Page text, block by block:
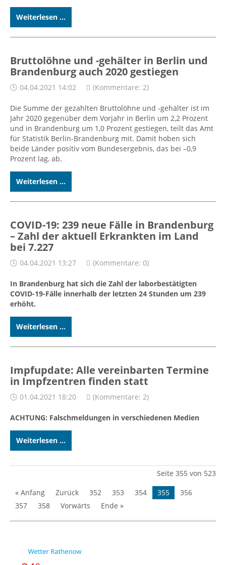
Weiterlesen ...
Bruttolöhne und -gehälter in Berlin und
Brandenburg auch 2020 gestiegen
04.04.2021 14:02 (Kommentare: 2)
Die Summe der gezahlten Bruttolöhne und -gehälter ist im
Jahr 2020 gegenüber dem Vorjahr in Berlin um 2,2 Prozent
und in Brandenburg um 1,0 Prozent gestiegen, teilt das Amt
für Statistik Berlin-Brandenburg mit. Damit hoben sich
beide Länder positiv vom Bundesergebnis, das bei –0,9
Prozent lag, ab.
Weiterlesen ...
COVID-19: 239 neue Fälle in Brandenburg
– Zahl der aktuell Erkrankten im Land
bei 7.227
04.04.2021 13:27 (Kommentare: 0)
In Brandenburg hat sich die Zahl der laborbestätigten
COVID-19-Fälle innerhalb der letzten 24 Stunden um 239
erhöht.
Weiterlesen ...
Impfupdate: Alle vereinbarten Termine
in Impfzentren finden statt
01.04.2021 18:20 (Kommentare: 2)
ACHTUNG: Falschmeldungen in verschiedenen Medien
Weiterlesen ...
Seite 355 von 523
« Anfang
Zurück 352 353 354 355
356
357
358 Vorwärts Ende »